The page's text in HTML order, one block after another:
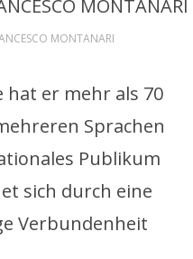
MONTANARI
hat er mehr als 70
Sprachen
Publikum
sich durch eine
Verbundenheit